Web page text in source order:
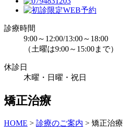
診療時間
9:00～12:00/13:00～18:00
（土曜は9:00～15:00まで）
休診日
木曜・日曜・祝日
矯正治療
HOME > 診療のご案内 > 矯正治療